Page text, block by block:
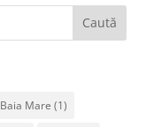
Baia Mare (1)